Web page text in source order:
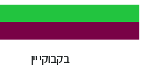
משלוחים עד הבית לכל הארץ
בקבוקי יין